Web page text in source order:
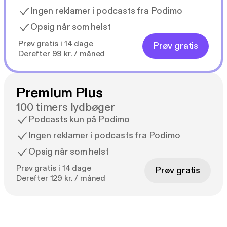
Ingen reklamer i podcasts fra Podimo
Opsig når som helst
Prøv gratis i 14 dage
Derefter 99 kr. / måned
Prøv gratis
Premium Plus
100 timers lydbøger
Podcasts kun på Podimo
Ingen reklamer i podcasts fra Podimo
Opsig når som helst
Prøv gratis i 14 dage
Derefter 129 kr. / måned
Prøv gratis